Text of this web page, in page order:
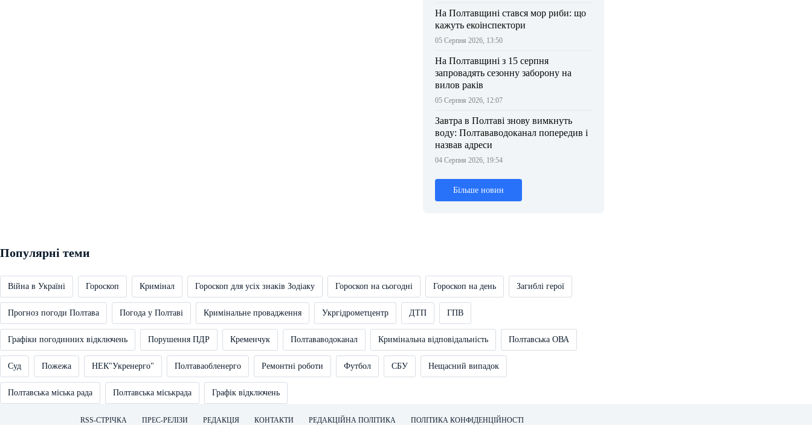
На Полтавщині стався мор риби: що
кажуть екоінспектори
05 Серпня 2026, 13:50
На Полтавщині з 15 серпня
запровадять сезонну заборону на
вилов раків
05 Серпня 2026, 12:07
Завтра в Полтаві знову вимкнуть
воду: Полтававодоканал попередив і
назвав адреси
04 Серпня 2026, 19:54
Більше новин
Популярні теми
Війна в Україні Гороскоп Кримінал Гороскоп для усіх знаків Зодіаку Гороскоп на сьогодні Гороскоп на день Загиблі герої
Прогноз погоди Полтава Погода у Полтаві Кримінальне провадження Укргідрометцентр ДТП ГПВ
Графіки погодинних відключень Порушення ПДР Кременчук Полтававодоканал Кримінальна відповідальність Полтавська ОВА
Суд Пожежа НЕК"Укренерго" Полтаваобленерго Ремонтні роботи Футбол СБУ Нещасний випадок
Полтавська міська рада Полтавська міськрада Графік відключень
RSS-СТРІЧКА ПРЕС-РЕЛІЗИ РЕДАКЦІЯ КОНТАКТИ РЕДАКЦІЙНА ПОЛІТИКА ПОЛІТИКА КОНФІДЕНЦІЙНОСТІ